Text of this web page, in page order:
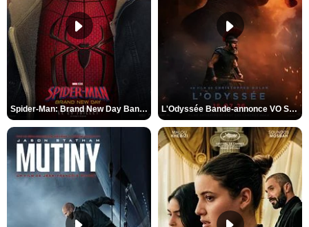
Spider-Man: Brand New Day Bande-annonce VO STFR L'Odyssée Bande-annonce VO STFR